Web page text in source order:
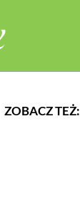
ZOBACZ TEŻ: